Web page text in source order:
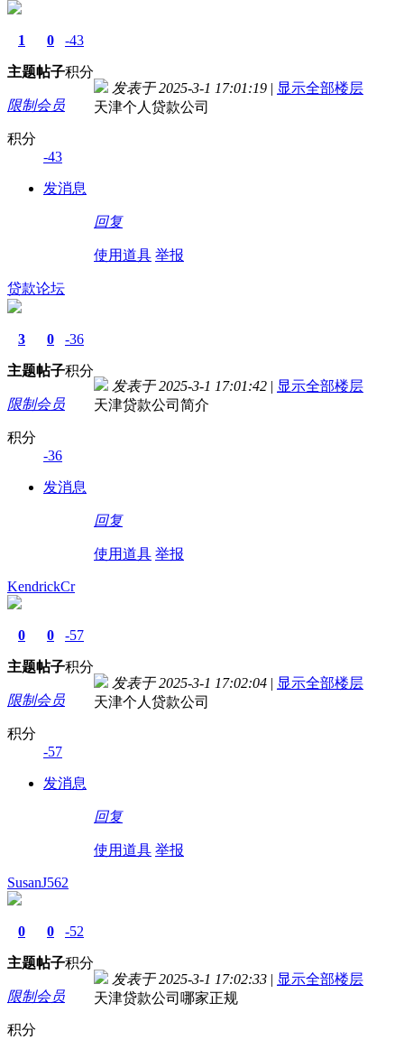
1
主题
0
帖子
-43
积分
限制会员
积分
-43
发消息
发表于 2025-3-1 17:01:19 | 显示全部楼层
天津个人贷款公司
回复
使用道具 举报
贷款论坛
3
主题
0
帖子
-36
积分
限制会员
积分
-36
发消息
发表于 2025-3-1 17:01:42 | 显示全部楼层
天津贷款公司简介
回复
使用道具 举报
KendrickCr
0
主题
0
帖子
-57
积分
限制会员
积分
-57
发消息
发表于 2025-3-1 17:02:04 | 显示全部楼层
天津个人贷款公司
回复
使用道具 举报
SusanJ562
0
主题
0
帖子
-52
积分
限制会员
积分
发表于 2025-3-1 17:02:33 | 显示全部楼层
天津贷款公司哪家正规